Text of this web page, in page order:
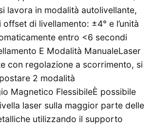
lavora in modalità autolivellante,
offset di livellamento: ±4° e l’unità
entro <6 secondi
E Modalità ManualeLaser
con regolazione a scorrimento, si
2 modalità
Magnetico FlessibileÈ possibile
laser sulla maggior parte delle
utilizzando il supporto